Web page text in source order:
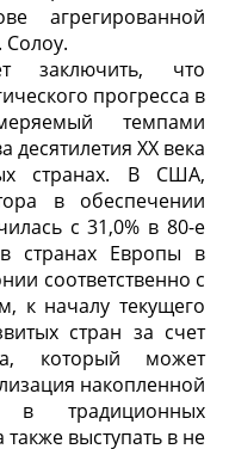
агрегированной
Солоу.
заключить, что
прогресса в
темпами
десятилетия ХХ века
странах. В США,
в обеспечении
с 31,0% в 80-е
странах Европы в
соответственно с
к началу текущего
стран за счет
который может
накопленной
традиционных
выступать в не